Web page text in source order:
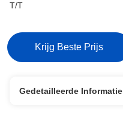
T/T
Krijg Beste Prijs
Gedetailleerde Informatie